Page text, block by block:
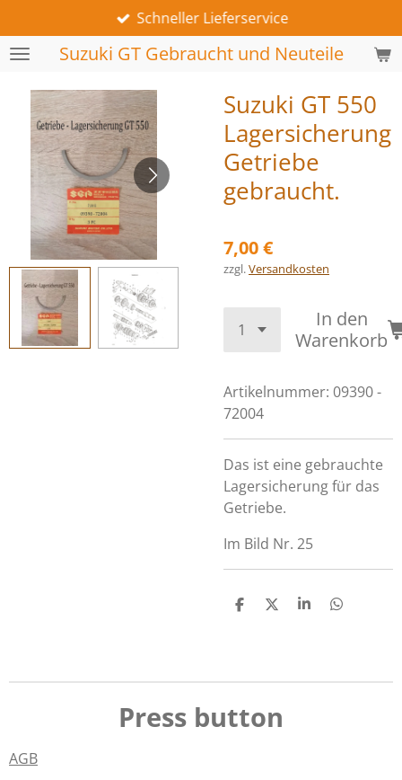
Hauptinhalt
springenSuzuki GT Gebraucht und Neuteile
Schneller Lieferservice
Suzuki GT 550
Lagersicherung
Getriebe
gebraucht.
7,00 €
zzgl.Versandkosten
In den
Warenkorb
Artikelnummer: 09390 -
72004
Das ist eine gebrauchte
Lagersicherung für das
Getriebe.
Im Bild Nr. 25
T
n
T
n
T
n
T
n
Press button
AGB